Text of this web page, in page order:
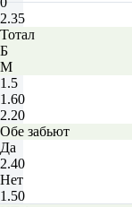
2.35
Тотал
Б
М
1.5
1.60
2.20
Обе забьют
Да
2.40
Нет
1.50